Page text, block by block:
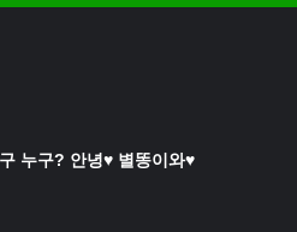
누구? 안녕♥ 별똥이와♥